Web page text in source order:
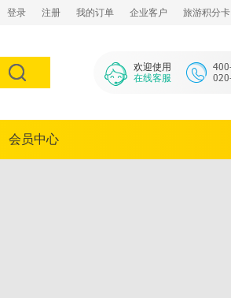
登录 注册 我的订单 企业客户 旅游积分卡
欢迎使用
在线客服
会员中心